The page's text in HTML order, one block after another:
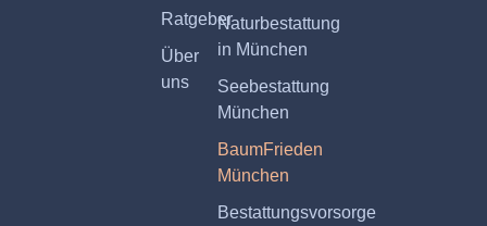
Ratgeber
Über
uns
Naturbestattung
in München
Seebestattung
München
BaumFrieden
München
Bestattungsvorsorge